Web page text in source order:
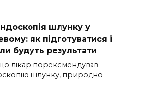
шлунку у
як підготуватися і
будуть результати
лікар порекомендував
шлунку, природно